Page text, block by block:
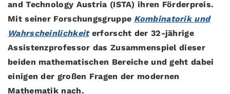
and Technology Austria (ISTA) ihren Förderpreis.
Mit seiner Forschungsgruppe Kombinatorik und
Wahrscheinlichkeiterforscht der 32-jährige
Assistenzprofessor das Zusammenspiel dieser
beiden mathematischen Bereiche und geht dabei
einigen der großen Fragen der modernen
Mathematik nach.